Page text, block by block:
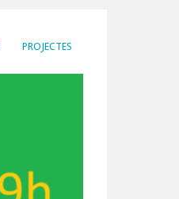
PROJECTES